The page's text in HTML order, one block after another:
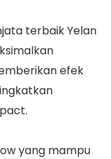
terbaik Yelan
efek
yang mampu